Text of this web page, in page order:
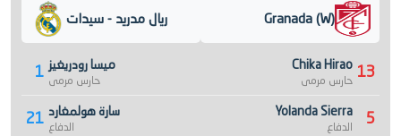
ريال مدريد - سيدات
1 ميسا رودريغيز
حارس مرمى
21 سارة هولمغارد
الدفاع
Granada (W)
13
Chika Hirao
حارس مرمى
5
Yolanda Sierra
الدفاع